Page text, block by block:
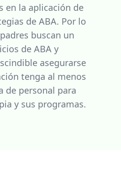
en la aplicación de
de ABA. Por lo
buscan un
de ABA y
asegurarse
tenga al menos
de personal para
y sus programas.